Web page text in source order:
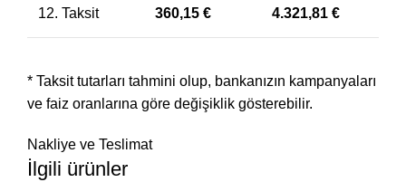
12. Taksit 360,15 € 4.321,81 €
* Taksit tutarları tahmini olup, bankanızın kampanyaları
ve faiz oranlarına göre değişiklik gösterebilir.
Nakliye ve Teslimat
İlgili ürünler